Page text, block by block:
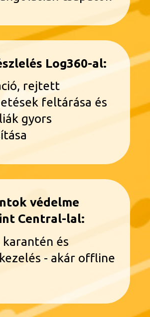
Log360-al:
rejtett
feltárása és
gyors
védelme
Central-lal:
karantén és
- akár offline